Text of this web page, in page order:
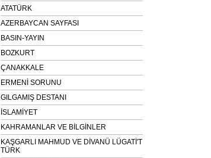
ATATÜRK
AZERBAYCAN SAYFASI
BASIN-YAYIN
BOZKURT
ÇANAKKALE
ERMENİ SORUNU
GILGAMIŞ DESTANI
İSLAMİYET
KAHRAMANLAR VE BİLGİNLER
KAŞGARLI MAHMUD VE DİVANÜ LÜGATİ'T
TÜRK